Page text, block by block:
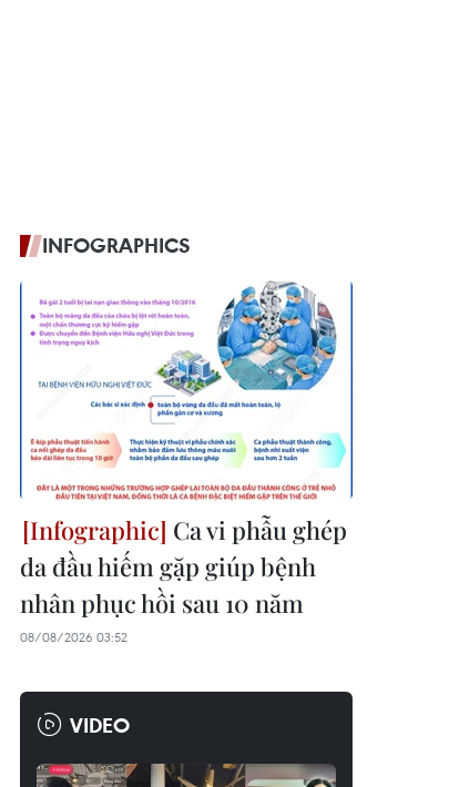
INFOGRAPHICS
Ca vi phẫu ghép
da đầu hiếm gặp giúp bệnh
nhân phục hồi sau 10 năm
08/08/2026 03:52
VIDEO